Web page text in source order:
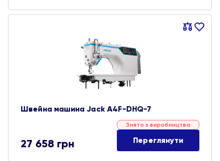
Порівняти
В
Швейна машина Jack A4F-DHQ-7
27 658 грн
Знято з виробництва
Переглянути